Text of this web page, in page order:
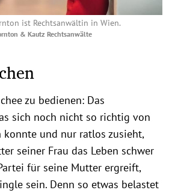
ist Rechtsanwältin in Wien.
& Kautz Rechtsanwälte
zu bedienen: Das
sich noch nicht so richtig von
konnte und nur ratlos zusieht,
seiner Frau das Leben schwer
für seine Mutter ergreift,
sein. Denn so etwas belastet